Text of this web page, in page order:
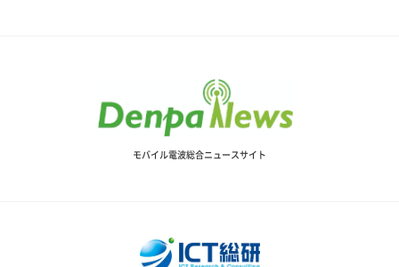
モバイル電波総合ニュースサイト